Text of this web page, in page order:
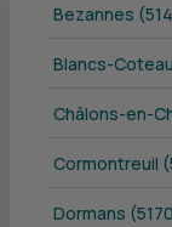
Bezannes
Blancs-
Châlons-en-
Cormontreuil
Dormans